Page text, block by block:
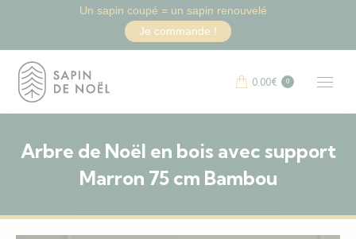
0.00€ 0
Arbre de Noël en bois avec support
Marron 75 cm Bambou
Un sapin coupé = un sapin renouvelé
Je commande !